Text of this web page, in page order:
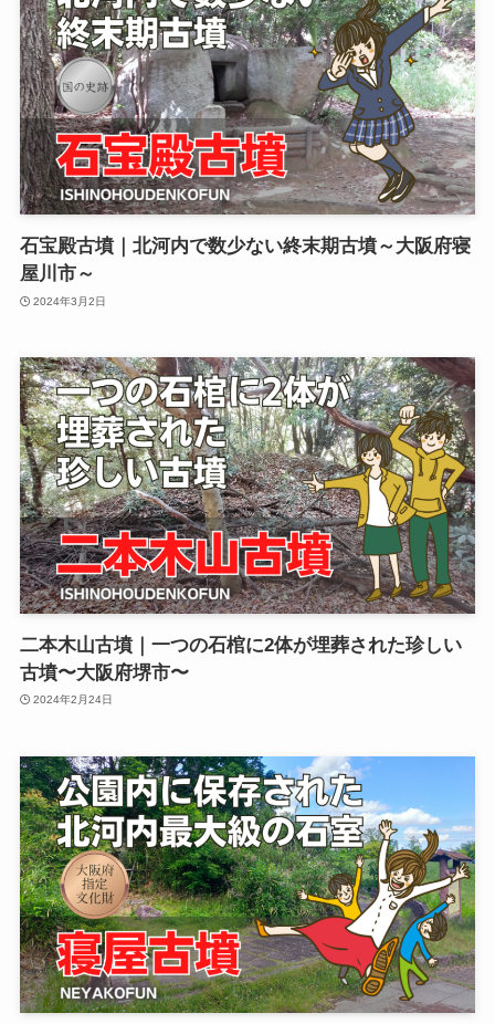
石宝殿古墳｜北河内で数少ない終末期古墳～大阪府寝
屋川市～
2024年3月2日
二本木山古墳｜一つの石棺に2体が埋葬された珍しい
古墳〜大阪府堺市〜
2024年2月24日